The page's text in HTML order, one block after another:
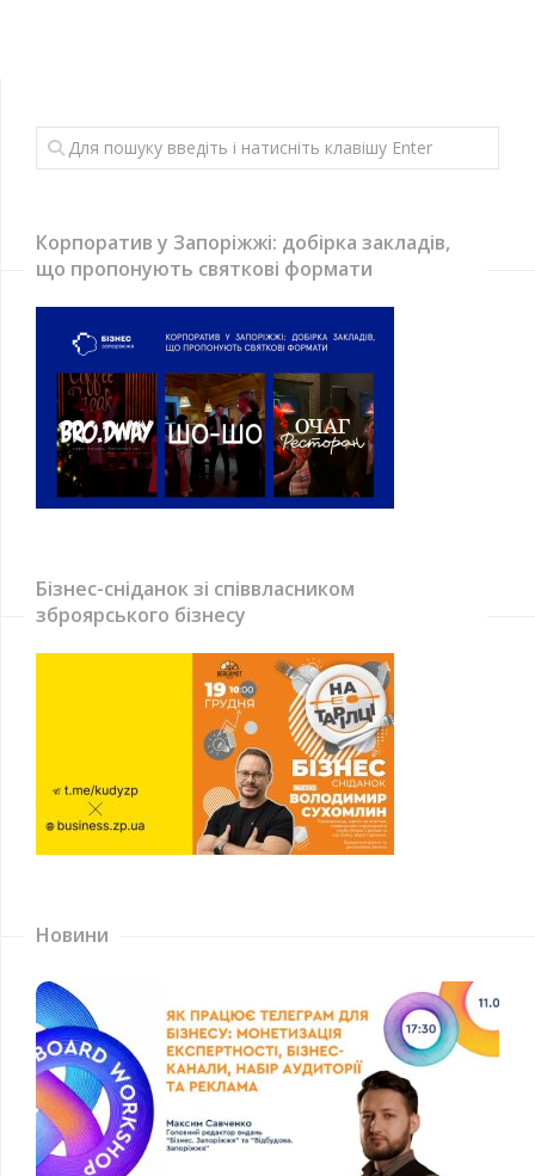
Корпоратив у Запоріжжі: добірка закладів,
що пропонують святкові формати
Бізнес-сніданок зі співвласником
зброярського бізнесу
Новини